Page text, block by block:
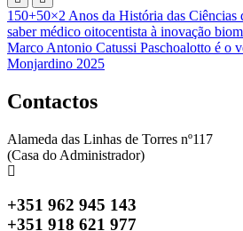
Navegação
de
artigos
150+50×2 Anos da História das Ciências
saber médico oitocentista à inovação
Marco Antonio Catussi Paschoalotto é o
Monjardino 2025
Contactos
Alameda das Linhas de Torres nº117
(Casa do Administrador)
+351 962 945 143
+351 918 621 977